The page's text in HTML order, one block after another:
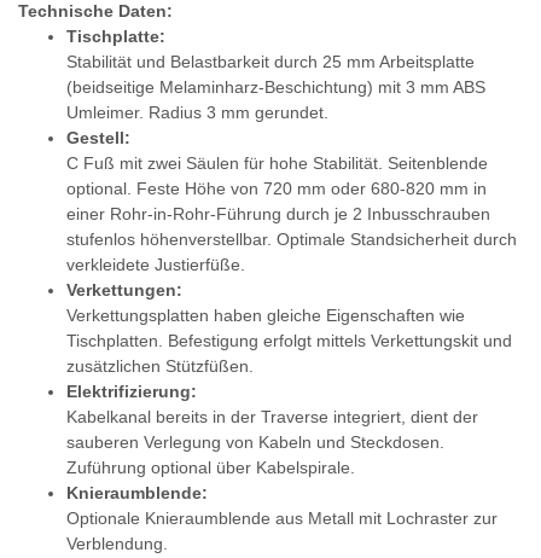
Technische Daten:
Tischplatte:
Stabilität und Belastbarkeit durch 25 mm Arbeitsplatte
(beidseitige Melaminharz-Beschichtung) mit 3 mm ABS
Umleimer. Radius 3 mm gerundet.
Gestell:
C Fuß mit zwei Säulen für hohe Stabilität. Seitenblende
optional. Feste Höhe von 720 mm oder 680-820 mm in
einer Rohr-in-Rohr-Führung durch je 2 Inbusschrauben
stufenlos höhenverstellbar. Optimale Standsicherheit durch
verkleidete Justierfüße.
Verkettungen:
Verkettungsplatten haben gleiche Eigenschaften wie
Tischplatten. Befestigung erfolgt mittels Verkettungskit und
zusätzlichen Stützfüßen.
Elektrifizierung:
Kabelkanal bereits in der Traverse integriert, dient der
sauberen Verlegung von Kabeln und Steckdosen.
Zuführung optional über Kabelspirale.
Knieraumblende:
Optionale Knieraumblende aus Metall mit Lochraster zur
Verblendung.